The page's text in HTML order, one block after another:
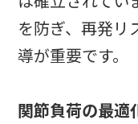
を防ぎ、再発リ
導が重要です。
関節負荷の最適